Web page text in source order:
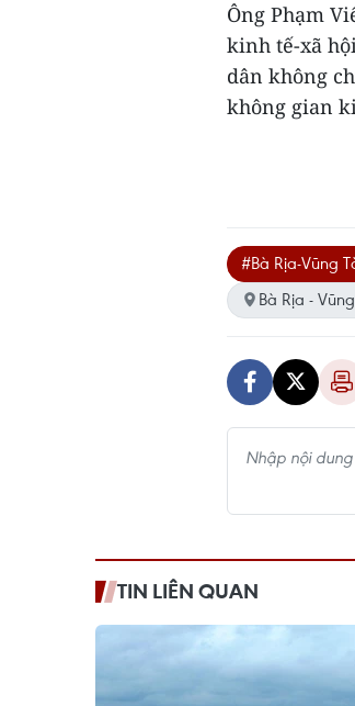
Ông Phạm
kinh tế-xã
dân không
không gian
#Bà Rịa-Vũng
Bà Rịa -
TIN LIÊN QUAN